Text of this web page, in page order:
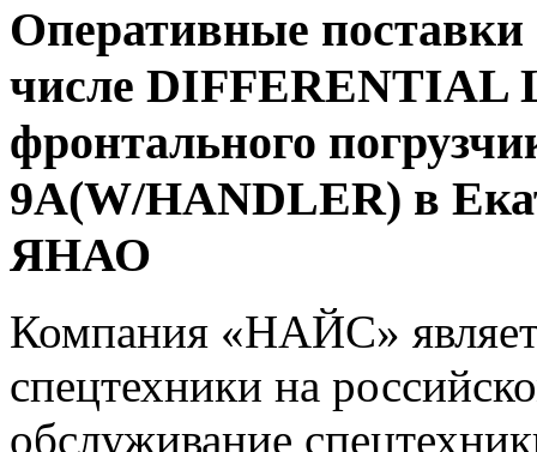
Оперативные поставки
числе DIFFERENTIAL
фронтального
9A(W/HANDLER) в
ЯНАО
Компания «НАЙС»
спецтехники на
обслуживание